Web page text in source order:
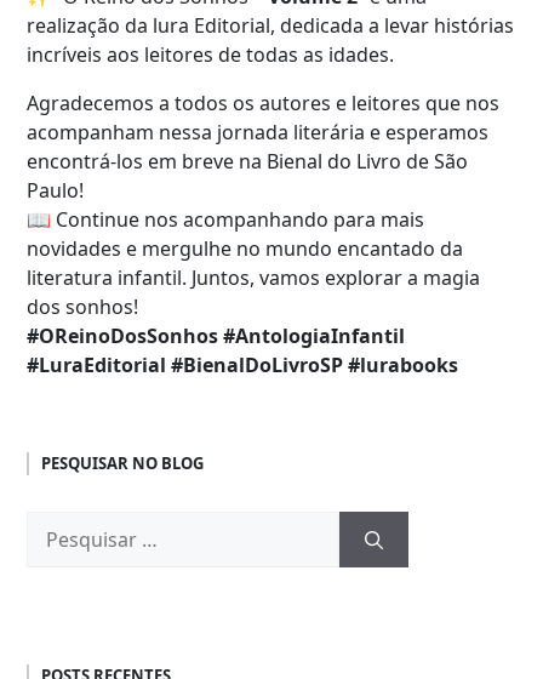
realização da lura Editorial, dedicada a levar histórias
incríveis aos leitores de todas as idades.
Agradecemos a todos os autores e leitores que nos
acompanham nessa jornada literária e esperamos
encontrá-los em breve na Bienal do Livro de São
Paulo!
📖 Continue nos acompanhando para mais
novidades e mergulhe no mundo encantado da
literatura infantil. Juntos, vamos explorar a magia
dos sonhos!
#OReinoDosSonhos #AntologiaInfantil
#LuraEditorial #BienalDoLivroSP #lurabooks
PESQUISAR NO BLOG
por: